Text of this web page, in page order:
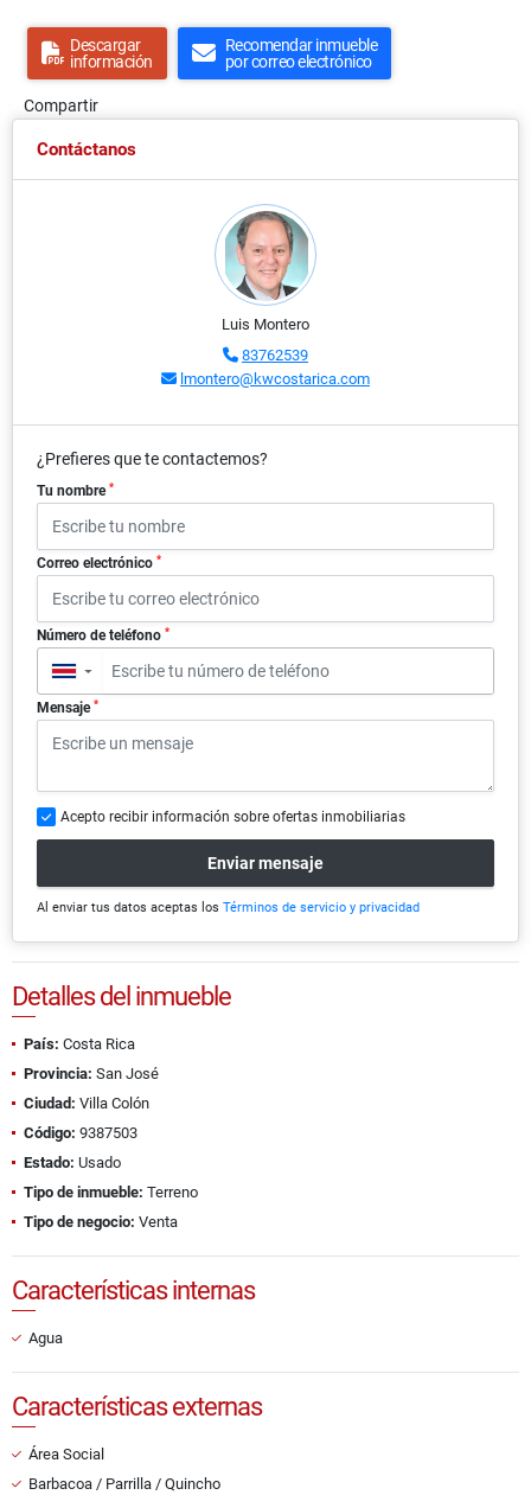
Descargar
información
Recomendar inmueble
por correo electrónico
Compartir
Contáctanos
Luis Montero
83762539
lmontero@kwcostarica.com
¿Prefieres que te contactemos?
Tu nombre *
Correo electrónico *
Número de teléfono *
▼
Mensaje *
Acepto recibir información sobre ofertas inmobiliarias
Enviar mensaje
Al enviar tus datos aceptas los Términos de servicio y privacidad
Detalles del inmueble
País: Costa Rica
Provincia: San José
Ciudad: Villa Colón
Código: 9387503
Estado: Usado
Tipo de inmueble: Terreno
Tipo de negocio: Venta
Características internas
Agua
Características externas
Área Social
Barbacoa / Parrilla / Quincho